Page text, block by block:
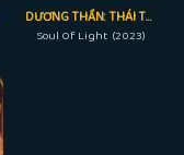
DƯƠNG THẦN: THÁI THƯỢNG VONG TÌNH
Soul Of Light (2023)